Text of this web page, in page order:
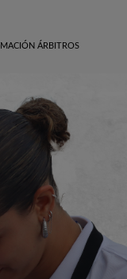
ÁRBITROS